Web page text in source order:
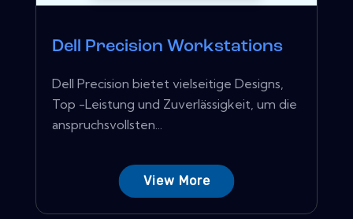
Dell Precision Workstations
Dell Precision bietet vielseitige Designs,
Top -Leistung und Zuverlässigkeit, um die
anspruchsvollsten...
View More